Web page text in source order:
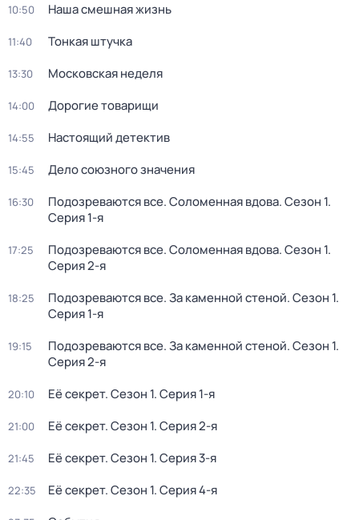
10:50 Наша смешная жизнь
11:40 Тонкая штучка
13:30 Московская неделя
14:00 Дорогие товарищи
14:55 Настоящий детектив
15:45 Дело союзного значения
16:30 Подозреваются все. Соломенная вдова. Сезон 1.
Серия 1-я
17:25 Подозреваются все. Соломенная вдова. Сезон 1.
Серия 2-я
18:25 Подозреваются все. За каменной стеной. Сезон 1.
Серия 1-я
19:15 Подозреваются все. За каменной стеной. Сезон 1.
Серия 2-я
20:10 Её секрет. Сезон 1. Серия 1-я
21:00 Её секрет. Сезон 1. Серия 2-я
21:45 Её секрет. Сезон 1. Серия 3-я
22:35 Её секрет. Сезон 1. Серия 4-я